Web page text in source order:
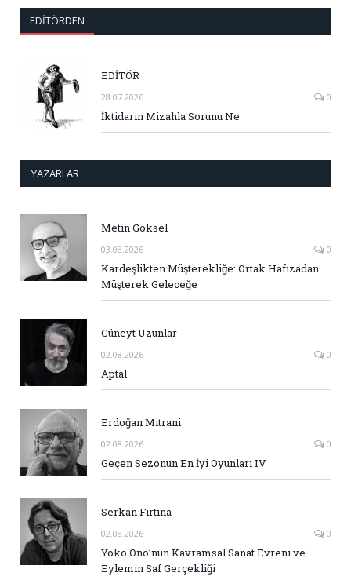
EDITÖRDEN
EDİTÖR
28.07.2026 0
İktidarın Mizahla Sorunu Ne
YAZARLAR
Metin Göksel
03.08.2026 0
Kardeşlikten Müşterekliğe: Ortak Hafızadan
Müşterek Geleceğe
Cüneyt Uzunlar
02.08.2026 0
Aptal
Erdoğan Mitrani
02.08.2026 0
Geçen Sezonun En İyi Oyunları IV
Serkan Fırtına
02.08.2026 0
Yoko Ono’nun Kavramsal Sanat Evreni ve
Eylemin Saf Gerçekliği